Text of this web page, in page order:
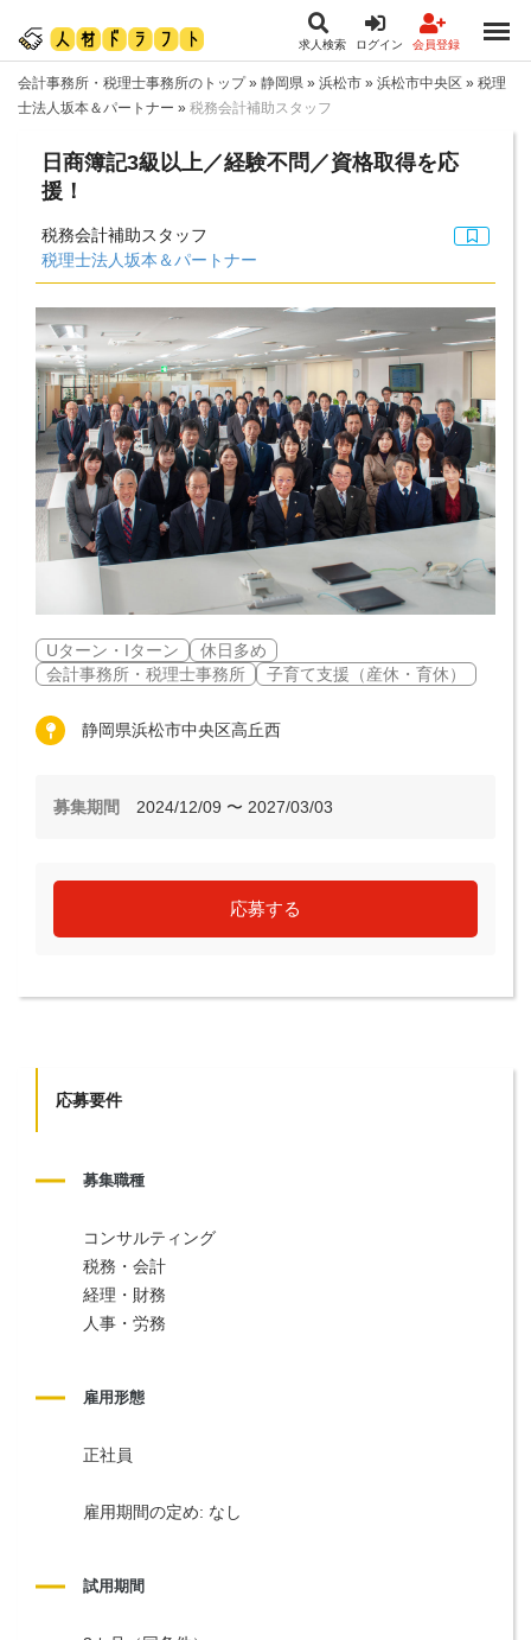
求人検索 ログイン 会員登録
会計事務所・税理士事務所のトップ» 静岡県 » 浜松市 » 浜松市中央区 » 税理
士法人坂本＆パートナー » 税務会計補助スタッフ
日商簿記3級以上／経験不問／資格取得を応
援！
税務会計補助スタッフ
税理士法人坂本＆パートナー
Uターン・Iターン
休日多め
会計事務所・税理士事務所
子育て支援（産休・育休）
静岡県浜松市中央区高丘西
募集期間 2024/12/09 〜 2027/03/03
応募する
応募要件
募集職種
コンサルティング
税務・会計
経理・財務
人事・労務
雇用形態
正社員
雇用期間の定め: なし
試用期間